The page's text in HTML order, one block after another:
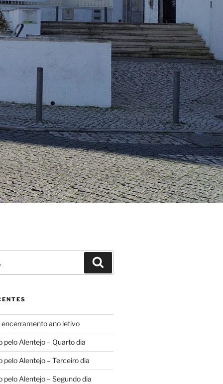
ano letivo
pelo Alentejo – Quarto dia
pelo Alentejo – Terceiro dia
pelo Alentejo – Segundo dia